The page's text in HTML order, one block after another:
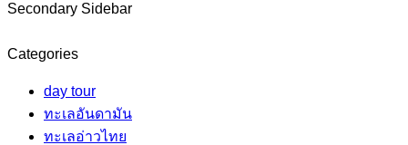
Secondary Sidebar
Categories
day tour
ทะเลอันดามัน
ทะเลอ่าวไทย